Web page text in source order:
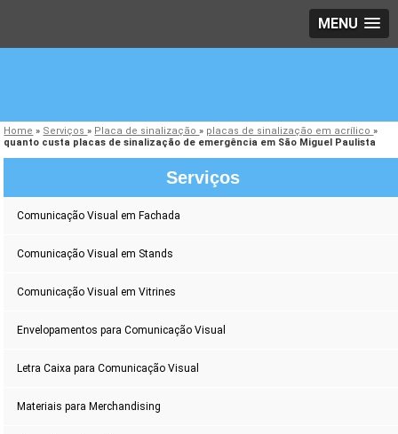
MENU
Home » Serviços» Placa de sinalização» placas de sinalização em acrílico»
quanto custa placas de sinalização de emergência em São Miguel Paulista
Serviços
Comunicação Visual em Fachada
Comunicação Visual em Stands
Comunicação Visual em Vitrines
Envelopamentos para Comunicação Visual
Letra Caixa para Comunicação Visual
Materiais para Merchandising